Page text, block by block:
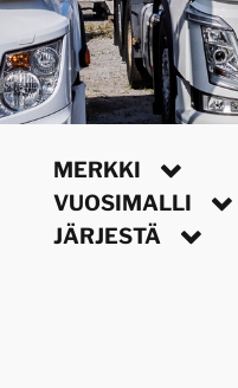
MERKKI
VUOSIMALLI
JÄRJESTÄ